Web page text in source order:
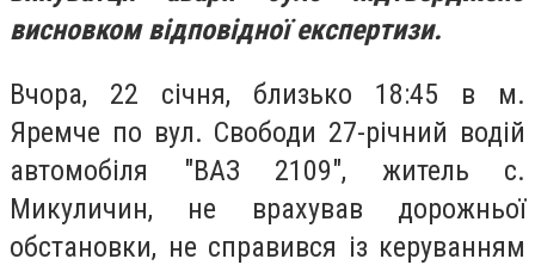
висновком відповідної експертизи.
Вчора, 22 січня, близько 18:45 в м.
Яремче по вул. Свободи 27-річний водій
автомобіля "ВАЗ 2109", житель с.
Микуличин, не врахував дорожньої
обстановки, не справився із керуванням